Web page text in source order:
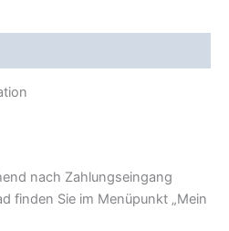
nach Zahlungseingang
finden Sie im Menüpunkt „Mein